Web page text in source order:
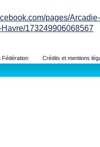
pages/
173249906068567
Fédération Crédits et mentions